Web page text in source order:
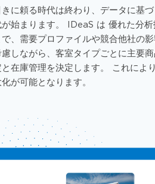
に頼る時代は終わり、データに基
始まります。
IDeaS は 優れた分
で、需要プロファイルや競合他社の
しながら、客室タイプごとに主要
在庫管理を決定します。
これによ
が可能となります。